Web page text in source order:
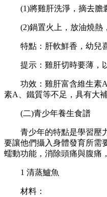
(1)將雞肝洗淨，摘去膽囊
(2)鍋置火上，放油燒熱，
特點：肝軟鮮香，幼兒喜
提示：雞肝切時要薄，以
功效：雞肝富含維生素A
素A、鐵質等不足，具有大
(二)青少年養生食譜
青少年的特點是學習壓力
要讓他們攝入身體發育所需
蠕動功能，消除頭痛與腹痛
1 清蒸鱸魚
材料：